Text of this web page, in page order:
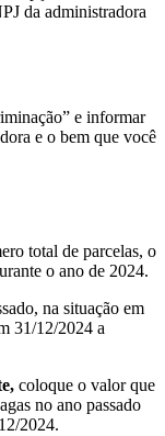
da administradora
e informar
e o bem que você
total de parcelas, o
o ano de 2024.
na situação em
31/12/2024 a
coloque o valor que
no ano passado
2024.